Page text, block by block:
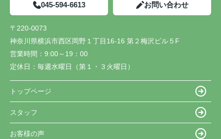
045-594-6613 お問い合わせ
〒220-0073
神奈川県横浜市西区岡野１丁目16-16 第２梅沢ビル５F
営業時間： 9:00～19：00
定休日： 毎週水曜日（第１・３火曜日）
トップページ
スタッフ
お客様の声